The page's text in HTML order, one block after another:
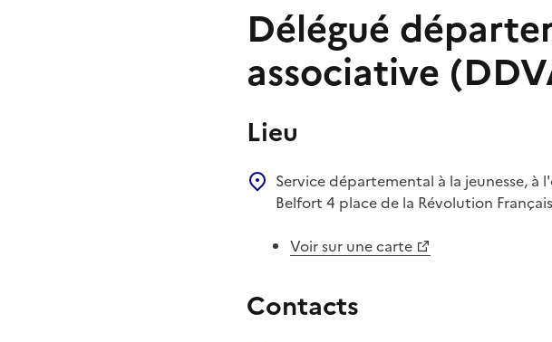
Délégué
associative
Lieu
Service départemental à la jeunesse, à
Belfort 4 place de la Révolution
Voir sur une carte
Contacts